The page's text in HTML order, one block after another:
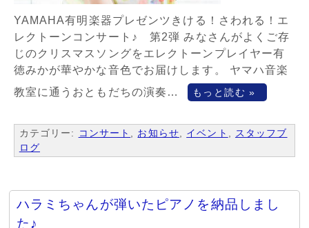
YAMAHA有明楽器プレゼンツきける！さわれる！エ
レクトーンコンサート♪ 第2弾 みなさんがよくご存
じのクリスマスソングをエレクトーンプレイヤー有
徳みかが華やかな音色でお届けします。 ヤマハ音楽
教室に通うおともだちの演奏…
もっと読む »
カテゴリー: コンサート , お知らせ, イベント , スタッフブ
ログ
ハラミちゃんが弾いたピアノを納品しまし
た♪